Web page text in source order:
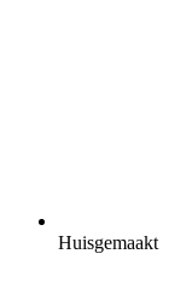
Huisgemaakt